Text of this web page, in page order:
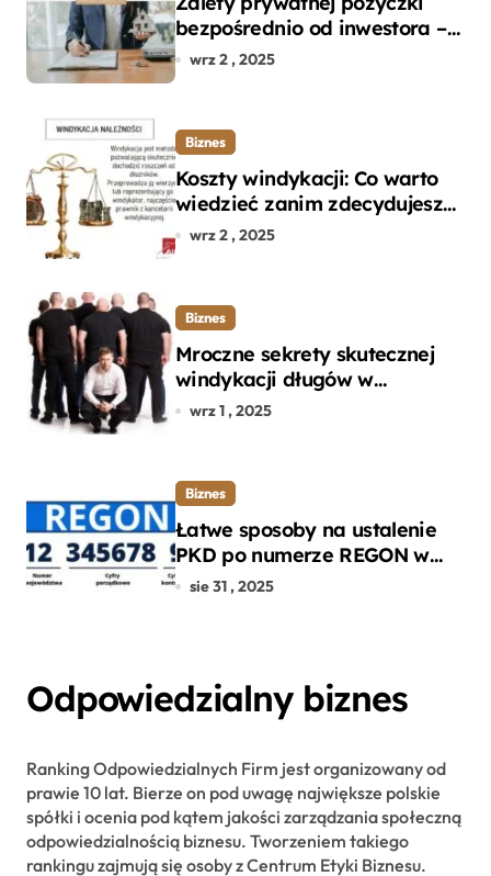
bezpośrednio od inwestora –
dlaczego warto?
wrz 2 , 2025
Biznes
Koszty windykacji: Co warto
wiedzieć zanim zdecydujesz
się na odzyskanie długu?
wrz 2 , 2025
Biznes
Mroczne sekrety skutecznej
windykacji długów w
departamencie windykacji
wrz 1 , 2025
Biznes
Łatwe sposoby na ustalenie
PKD po numerze REGON w
kilku prostych krokach
sie 31 , 2025
Odpowiedzialny biznes
Ranking Odpowiedzialnych Firm jest organizowany od
prawie 10 lat. Bierze on pod uwagę największe polskie
spółki i ocenia pod kątem jakości zarządzania społeczną
odpowiedzialnością biznesu. Tworzeniem takiego
rankingu zajmują się osoby z Centrum Etyki Biznesu.